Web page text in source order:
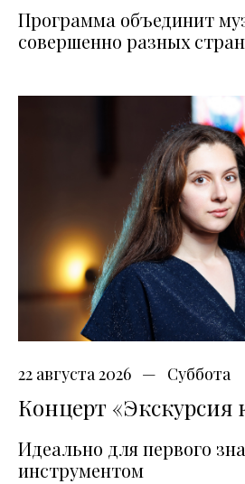
Программа объединит
совершенно разных
22 августа 2026 Суббота
Концерт «Экскурсия
Идеально для первого
инструментом